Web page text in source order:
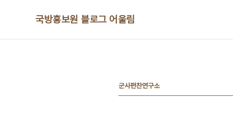
국방홍보원 블로그 어울림
군사편찬연구소